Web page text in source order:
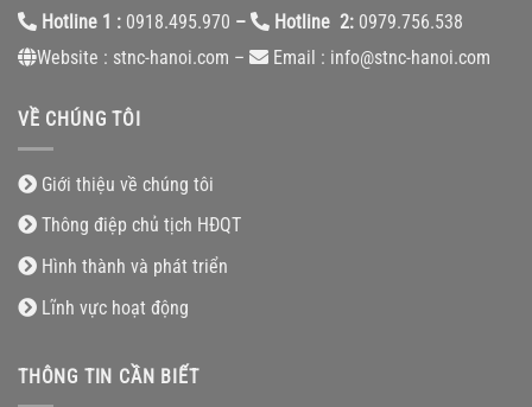
Hotline 1 : 0918.495.970 – Hotline 2: 0979.756.538
Website : stnc-hanoi.com –
Email : info@stnc-hanoi.com
VỀ CHÚNG TÔI
Giới thiệu về chúng tôi
Thông điệp chủ tịch HĐQT
Hình thành và phát triển
Lĩnh vực hoạt động
THÔNG TIN CẦN BIẾT